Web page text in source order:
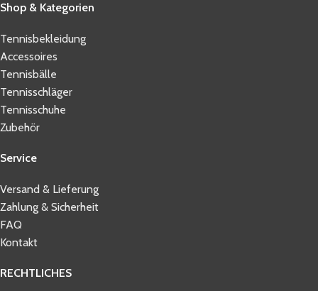
Shop & Kategorien
Tennisbekleidung
Accessoires
Tennisbälle
Tennisschläger
Tennisschuhe
Zubehör
Service
Versand & Lieferung
Zahlung & Sicherheit
FAQ
Kontakt
RECHTLICHES